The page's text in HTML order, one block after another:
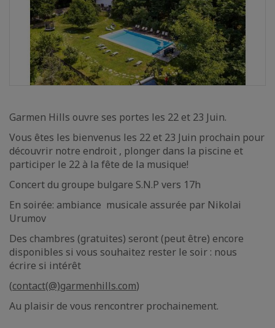
Garmen Hills ouvre ses portes les 22 et 23 Juin.
Vous êtes les bienvenus les 22 et 23 Juin prochain pour
découvrir notre endroit , plonger dans la piscine et
participer le 22 à la fête de la musique!
Concert du groupe bulgare S.N.P vers 17h
En soirée: ambiance musicale assurée par Nikolai
Urumov
Des chambres (gratuites) seront (peut être) encore
disponibles si vous souhaitez rester le soir : nous
écrire si intérêt
(contact(@)garmenhills.com)
Au plaisir de vous rencontrer prochainement.